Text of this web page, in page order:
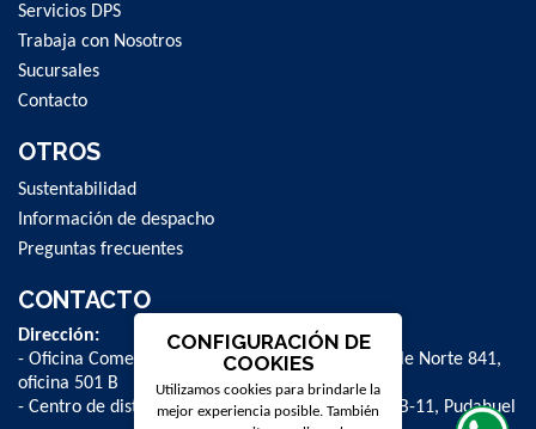
Servicios DPS
Trabaja con Nosotros
Sucursales
Contacto
OTROS
Sustentabilidad
Información de despacho
Preguntas frecuentes
CONTACTO
Dirección:
- Oficina Comercial y administrativa: Avenida Valle Norte 841,
oficina 501 B
- Centro de distribución: La Farfana 500, bodega B-11, Pudahuel
CONFIGURACIÓN DE
COOKIES
Utilizamos cookies para brindarle la
mejor experiencia posible. También